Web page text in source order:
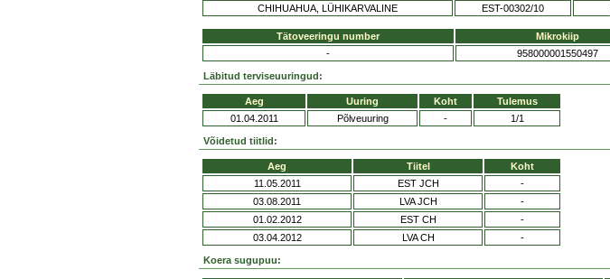
CHIHUAHUA, LÜHIKARVALINE
EST-00302/10
Tätoveeringu number Mikrokiip
-
958000001550497
Läbitud terviseuuringud:
Aeg Uuring Koht
Tulemus
01.04.2011
Põlveuuring - 1/1
Võidetud tiitlid:
Aeg Tiitel
Koht
11.05.2011
EST JCH
-
03.08.2011
LVA JCH
-
01.02.2012
EST CH
-
03.04.2012
LVA CH -
Koera sugupuu: